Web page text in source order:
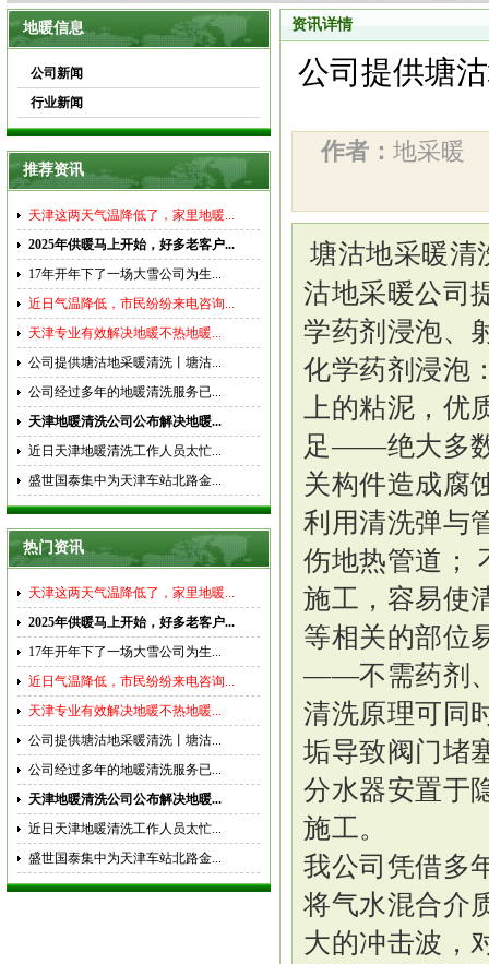
地暖信息
公司新闻
行业新闻
推荐资讯
天津这两天气温降低了，家里地暖...
2025年供暖马上开始，好多老客户...
17年开年下了一场大雪公司为生...
近日气温降低，市民纷纷来电咨询...
天津专业有效解决地暖不热地暖...
公司提供塘沽地采暖清洗丨塘沽...
公司经过多年的地暖清洗服务已...
天津地暖清洗公司公布解决地暖...
近日天津地暖清洗工作人员太忙...
盛世国泰集中为天津车站北路金...
热门资讯
天津这两天气温降低了，家里地暖...
2025年供暖马上开始，好多老客户...
17年开年下了一场大雪公司为生...
近日气温降低，市民纷纷来电咨询...
天津专业有效解决地暖不热地暖...
公司提供塘沽地采暖清洗丨塘沽...
公司经过多年的地暖清洗服务已...
天津地暖清洗公司公布解决地暖...
近日天津地暖清洗工作人员太忙...
盛世国泰集中为天津车站北路金...
资讯详情
公司提供塘
作者： 地采暖
塘沽地采暖清
沽地采暖公司
学药剂浸泡、
化学药剂浸泡
上的粘泥，优
足——绝大多
关构件造成腐
利用清洗弹与
伤地热管道；
施工，容易使
等相关的部位
——不需药剂
清洗原理可同
垢导致阀门堵
分水器安置于
施工。
我公司凭借多
将气水混合介
大的冲击波，